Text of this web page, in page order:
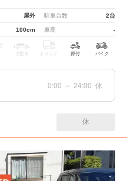
屋外 駐車台数 2台
100cm 車高 -
大型車 トラック 原付 バイク
0:00 ～ 24:00 休
休